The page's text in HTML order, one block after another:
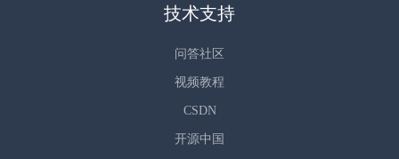
技术支持
问答社区
视频教程
CSDN
开源中国